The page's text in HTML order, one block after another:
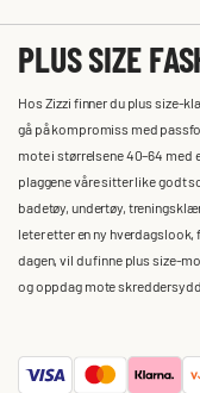
PLUS SIZE
Hos Zizzi finner du plus size-
gå på kompromiss med
mote i størrelsene 40–64 med
plaggene våre sitter like godt
badetøy, undertøy,
leter etter en ny
dagen, vil du finne plus size-
og oppdag mote